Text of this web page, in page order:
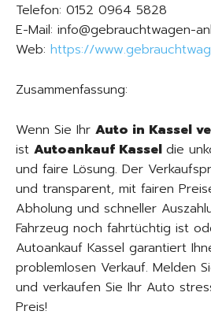
Telefon: 0152 0964 5828
E-Mail: info@gebrauchtwagen-
Web: https://
Zusammenfassung:
Wenn Sie Ihr Auto in Kassel
ist Autoankauf Kassel die
und faire Lösung. Der
und transparent, mit fairen
Abholung und schneller
Fahrzeug noch fahrtüchtig ist
Autoankauf Kassel garantiert
problemlosen Verkauf. Melden
und verkaufen Sie Ihr Auto
Preis!